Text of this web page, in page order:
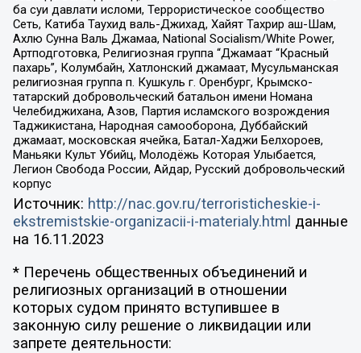
ба суи давлати исломи, Террористическое сообщество
Сеть, Катиба Таухид валь-Джихад, Хайят Тахрир аш-Шам,
Ахлю Сунна Валь Джамаа, National Socialism/White Power,
Артподготовка, Религиозная группа “Джамаат “Красный
пахарь”, Колумбайн, Хатлонский джамаат, Мусульманская
религиозная группа п. Кушкуль г. Оренбург, Крымско-
татарский добровольческий батальон имени Номана
Челебиджихана, Азов, Партия исламского возрождения
Таджикистана, Народная самооборона, Дуббайский
джамаат, московская ячейка, Батал-Хаджи Белхороев,
Маньяки Культ Убийц, Молодёжь Которая Улыбается,
Легион Свобода России, Айдар, Русский добровольческий
корпус
Источник: http://nac.gov.ru/terroristicheskie-i-
ekstremistskie-organizacii-i-materialy.html данные
на 16.11.2023
* Перечень общественных объединений и
религиозных организаций в отношении
которых судом принято вступившее в
законную силу решение о ликвидации или
запрете деятельности: